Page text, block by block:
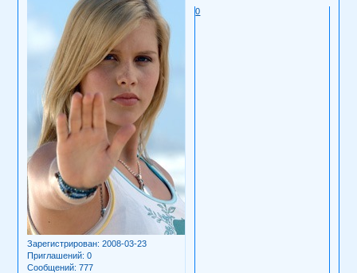
Зарегистрирован: 2008-03-23
Приглашений: 0
Сообщений: 777
0